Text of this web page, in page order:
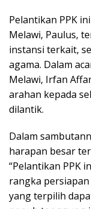
Pelantikan PPK
Melawi, Paulus,
instansi terkait,
agama. Dalam
Melawi, Irfan
arahan kepada
dilantik.
Dalam
harapan besar
“Pelantikan PPK
rangka persiapan
yang terpilih